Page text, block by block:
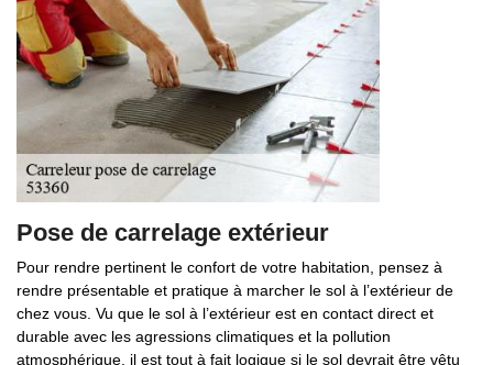
Pose de carrelage extérieur
Pour rendre pertinent le confort de votre habitation, pensez à
rendre présentable et pratique à marcher le sol à l’extérieur de
chez vous. Vu que le sol à l’extérieur est en contact direct et
durable avec les agressions climatiques et la pollution
atmosphérique, il est tout à fait logique si le sol devrait être vêtu